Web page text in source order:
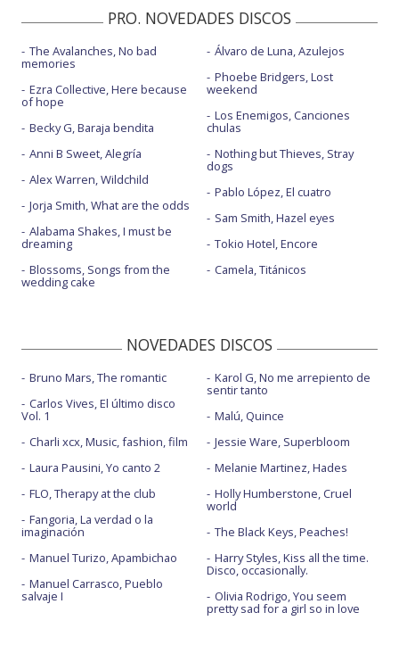
PRO. NOVEDADES DISCOS
The Avalanches, No bad
memories
Ezra Collective, Here because
of hope
Becky G, Baraja bendita
Anni B Sweet, Alegría
Alex Warren, Wildchild
Jorja Smith, What are the odds
Alabama Shakes, I must be
dreaming
Blossoms, Songs from the
wedding cake
Álvaro de Luna, Azulejos
Phoebe Bridgers, Lost
weekend
Los Enemigos, Canciones
chulas
Nothing but Thieves, Stray
dogs
Pablo López, El cuatro
Sam Smith, Hazel eyes
Tokio Hotel, Encore
Camela, Titánicos
NOVEDADES DISCOS
Bruno Mars, The romantic
Carlos Vives, El último disco
Vol. 1
Charli xcx, Music, fashion, film
Laura Pausini, Yo canto 2
FLO, Therapy at the club
Fangoria, La verdad o la
imaginación
Manuel Turizo, Apambichao
Manuel Carrasco, Pueblo
salvaje I
Karol G, No me arrepiento de
sentir tanto
Malú, Quince
Jessie Ware, Superbloom
Melanie Martinez, Hades
Holly Humberstone, Cruel
world
The Black Keys, Peaches!
Harry Styles, Kiss all the time.
Disco, occasionally.
Olivia Rodrigo, You seem
pretty sad for a girl so in love